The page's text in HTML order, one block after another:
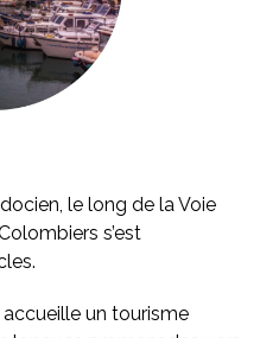
le long de la Voie
s’est
un tourisme